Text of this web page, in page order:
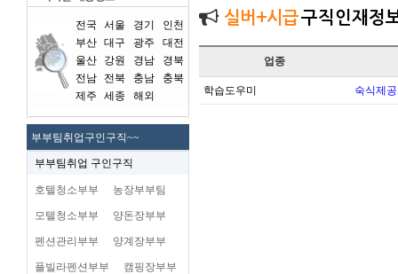
전국 서울 경기
인천
부산 대구 광주
대전
울산
강원 경남
경북
전남
전북 충남
충북
제주
세종 해외
부부팀취업구인구직~~
부부팀취업 구인구직
호텔청소부부 농장부부팀
모텔청소부부 양돈장부부
펜션관리부부 양계장부부
플빌라펜션부부 캠핑장부부
실버+시급구직인재정
업종
학습도우미 숙식제